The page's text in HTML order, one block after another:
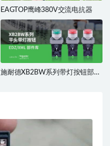
EAGTOP鹰峰380V交流电抗器
施耐德XB2BW系列带灯按钮部件